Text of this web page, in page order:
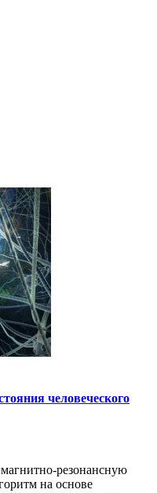
человеческого
резонансную
на основе